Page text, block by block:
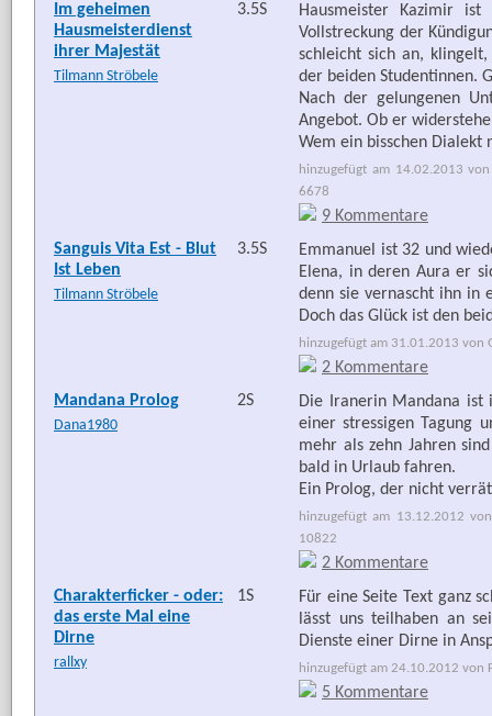
Im geheimen
Hausmeisterdienst
ihrer Majestät
Tilmann Ströbele
3.5S
Hausmeister Kazimir
Vollstreckung der
schleicht sich an,
der beiden Studentinnen.
Nach der gelungenen
Angebot. Ob er
Wem ein bisschen
hinzugefügt am 14.02.2013
6678
9 Kommentare
Sanguis Vita Est - Blut
Ist Leben
Tilmann Ströbele
3.5S
Emmanuel ist 32 und
Elena, in deren Aura er
denn sie vernascht ihn in
Doch das Glück ist den
hinzugefügt am 31.01.2013 von
2 Kommentare
Mandana Prolog
Dana1980
2S
Die Iranerin Mandana ist
einer stressigen Tagung
mehr als zehn Jahren
bald in Urlaub fahren.
Ein Prolog, der nicht
hinzugefügt am 13.12.2012
10822
2 Kommentare
Charakterficker - oder:
das erste Mal eine
Dirne
rallxy
1S
Für eine Seite Text ganz
lässt uns teilhaben an
Dienste einer Dirne in
hinzugefügt am 24.10.2012 von
5 Kommentare